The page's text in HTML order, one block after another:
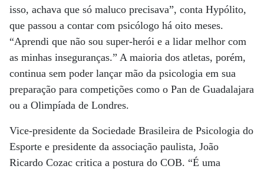
isso, achava que só maluco precisava”, conta Hypólito,
que passou a contar com psicólogo há oito meses.
“Aprendi que não sou super-herói e a lidar melhor com
as minhas inseguranças.” A maioria dos atletas, porém,
continua sem poder lançar mão da psicologia em sua
preparação para competições como o Pan de Guadalajara
ou a Olimpíada de Londres.
Vice-presidente da Sociedade Brasileira de Psicologia do
Esporte e presidente da associação paulista, João
Ricardo Cozac critica a postura do COB. “É uma